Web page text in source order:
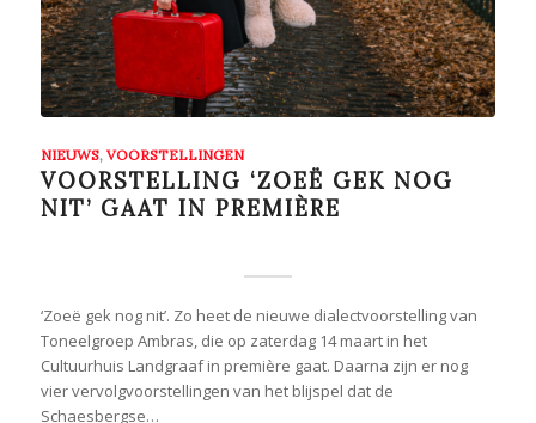
NIEUWS, VOORSTELLINGEN
VOORSTELLING ‘ZOEË GEK NOG
NIT’ GAAT IN PREMIÈRE
‘Zoeë gek nog nit’. Zo heet de nieuwe dialectvoorstelling van
Toneelgroep Ambras, die op zaterdag 14 maart in het
Cultuurhuis Landgraaf in première gaat. Daarna zijn er nog
vier vervolgvoorstellingen van het blijspel dat de
Schaesbergse…